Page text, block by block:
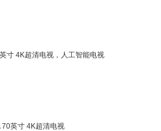
寸 4K超清电视，人工智能电视
英寸 4K超清电视